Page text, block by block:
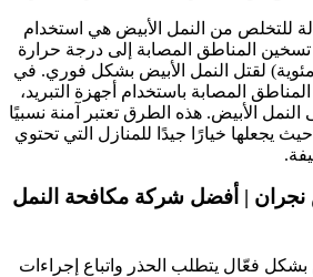
للتخلص من النمل الأبيض هي استخدام
المناطق المصابة إلى درجة حرارة
من 50 درجة مئوية) لقتل النمل الأبيض بشكل فوري. في
المصابة باستخدام أجهزة التبريد،
الأبيض. هذه الطرق تعتبر آمنة نسبيًا
يجعلها خيارًا جيدًا للمنازل التي تحتوي
| أفضل شركة مكافحة النمل
فعّال يتطلب الحذر واتباع إجراءات